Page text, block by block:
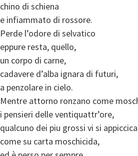
chino di schiena
e infiammato di rossore.
Perde l’odore di selvatico
eppure resta, quello,
un corpo di carne,
cadavere d’alba ignara di futuri,
a penzolare in cielo.
Mentre attorno ronzano come
i pensieri delle ventiquattr’ore,
qualcuno dei piu grossi vi si appiccica
come su carta moschicida,